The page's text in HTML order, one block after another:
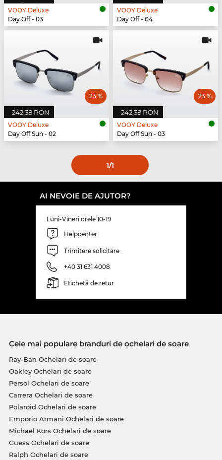
VOOY Deluxe
Day Off - 03
VOOY Deluxe
Day Off - 04
242,38 RON
23 %
VOOY Deluxe
Day Off Sun - 02
242,38 RON
23 %
VOOY Deluxe
Day Off Sun - 03
1/1
AI NEVOIE DE AJUTOR?
Luni-Vineri orele 10-19
Helpcenter
Trimitere solicitare
+40 31 631 4008
Etichetă de retur
Cele mai populare branduri de ochelari de soare
Ray-Ban Ochelari de soare
Oakley Ochelari de soare
Persol Ochelari de soare
Carrera Ochelari de soare
Polaroid Ochelari de soare
Emporio Armani Ochelari de soare
Michael Kors Ochelari de soare
Guess Ochelari de soare
Ralph Ochelari de soare